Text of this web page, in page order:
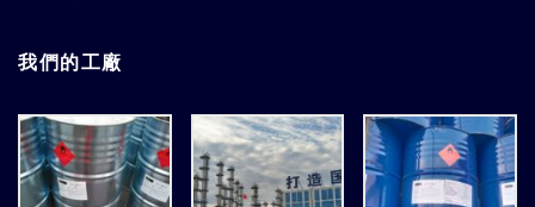
我們的工廠